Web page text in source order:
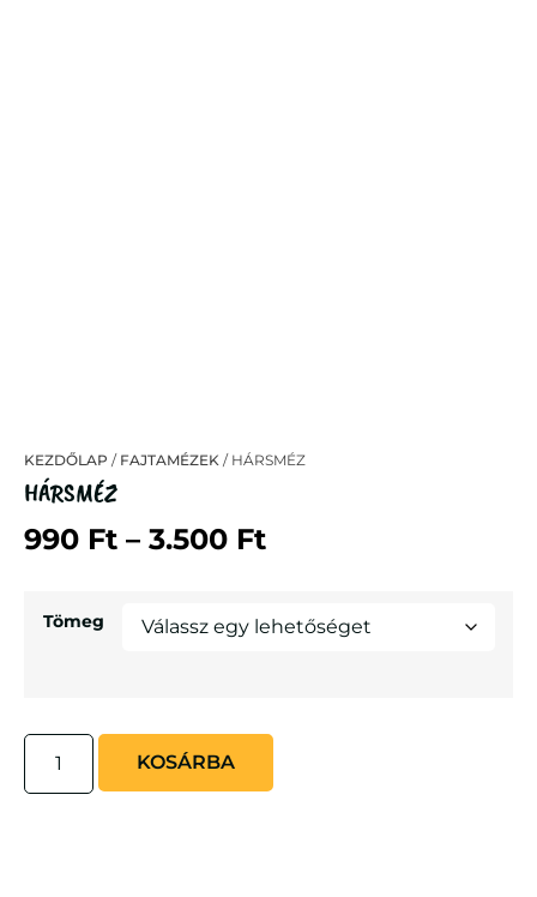
KEZDŐLAP / FAJTAMÉZEK / HÁRSMÉZ
HÁRSMÉZ
990 Ft – 3.500 Ft
Tömeg
KOSÁRBA